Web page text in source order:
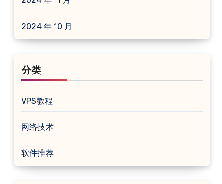
2024 年 10 月
分类
VPS教程
网络技术
软件推荐